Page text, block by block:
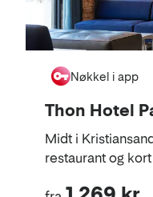
Thon Hotel
Midt i
restaurant og
Nøkkel i app